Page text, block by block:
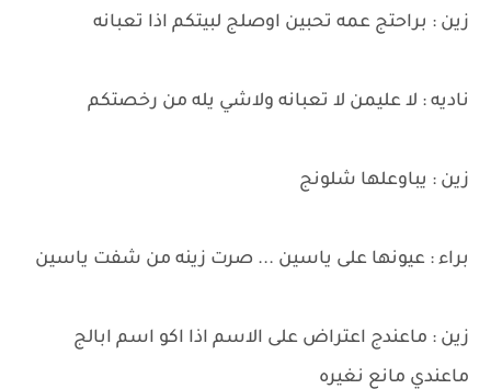
زين : براحتج عمه تحبين اوصلج لبيتكم اذا تعبانه
ناديه : لا عليمن لا تعبانه ولاشي يله من رخصتكم
زين : يباوعلها شلونج
براء : عيونها على ياسين ... صرت زينه من شفت ياسين
زين : ماعندج اعتراض على الاسم اذا اكو اسم ابالج
ماعندي مانع نغيره